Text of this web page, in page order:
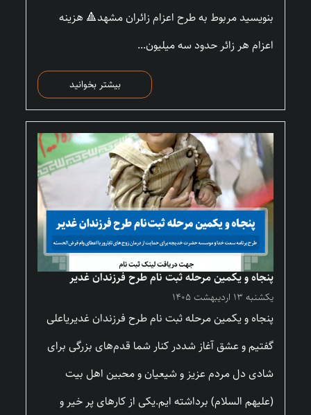
بنویسید مربوط به طرح اعزام زائران مشهد🔺 هزینه
اعزام هر زائر حدود سه میلیون...
بیشتر بخوانید
پنجاه و یکمین مرحله ثبت نام طرح فرزندان غدیر
یکشنبه ۱۳ اردیبهشت ۱۴۰۵
پنجاه و یکمین مرحله ثبت نام طرح فرزندان غدیریاعلی
گفتیم و عشق آغاز شددر کنار شما قدم‌های بزرگی برای
شادی دل مردم عزیز و شیعیان و محبین اهل بیت
(علیهم السلام) برداشته ایم.یکی از کارهای پر خیر و